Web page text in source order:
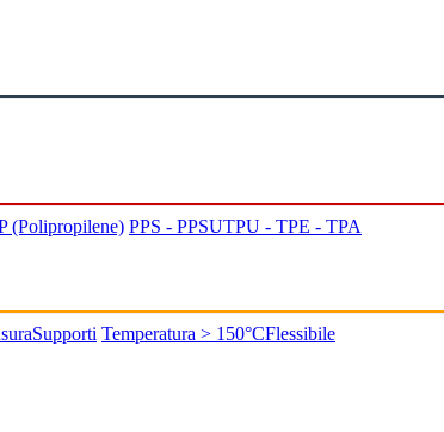
(Polipropilene) PPS - PPSUTPU - TPE - TPA
Supporti Temperatura > 150°CFlessibile